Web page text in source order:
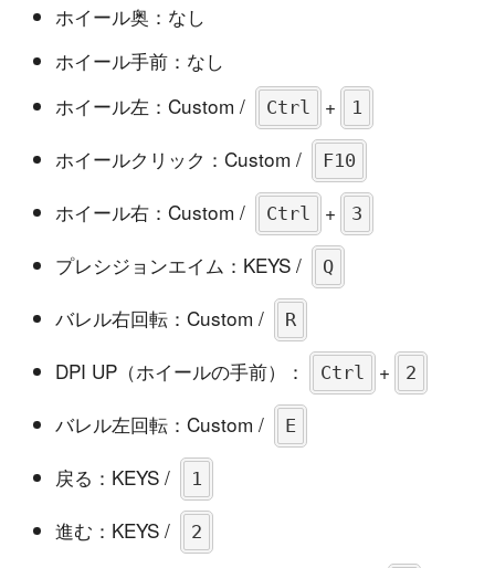
ホイール奥：なし
ホイール手前：なし
ホイール左：Custom /
Ctrl + 1
ホイールクリック：Custom / F10
ホイール右：Custom / Ctrl + 3
プレシジョンエイム：KEYS / Q
バレル右回転：Custom / R
DPI UP（ホイールの手前）： Ctrl + 2
バレル左回転：Custom / E
戻る：KEYS / 1
進む：KEYS / 2